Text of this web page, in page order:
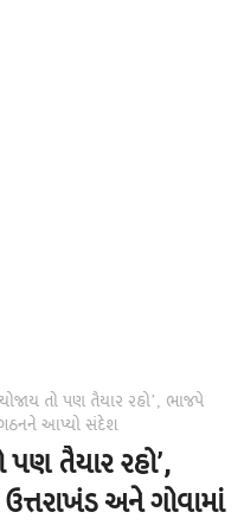
તો પણ તૈયાર રહો’, ભાજપે
આપ્યો સંદેશ
તૈયાર રહો’,
અને ગોવામાં